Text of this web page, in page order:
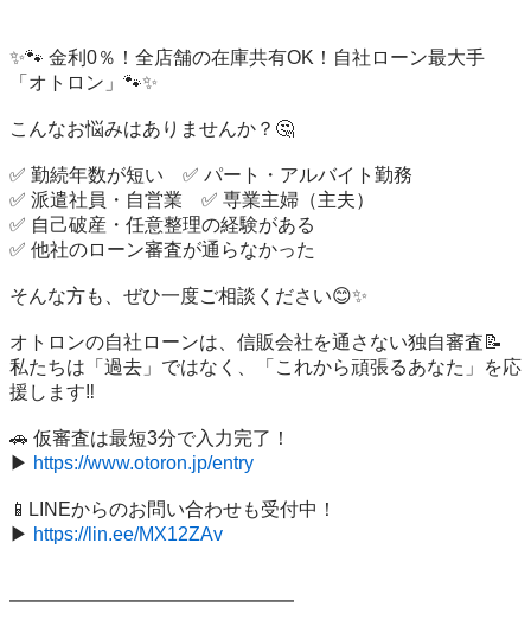
✨🐾 金利0％！全店舗の在庫共有OK！自社ローン最大手
「オトロン」🐾✨
こんなお悩みはありませんか？🤔
✅ 勤続年数が短い　✅ パート・アルバイト勤務
✅ 派遣社員・自営業　✅ 専業主婦（主夫）
✅ 自己破産・任意整理の経験がある
✅ 他社のローン審査が通らなかった
そんな方も、ぜひ一度ご相談ください😊✨
オトロンの自社ローンは、信販会社を通さない独自審査📝
私たちは「過去」ではなく、「これから頑張るあなた」を応
援します‼️
🚗 仮審査は最短3分で入力完了！
▶ https://www.otoron.jp/entry
📱LINEからのお問い合わせも受付中！
▶ https://lin.ee/MX12ZAv
━━━━━━━━━━━━━━━